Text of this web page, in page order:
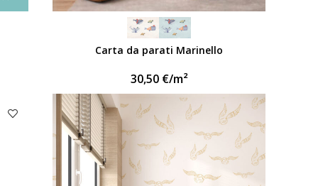
Carta da parati Marinello
30,50 €/m²